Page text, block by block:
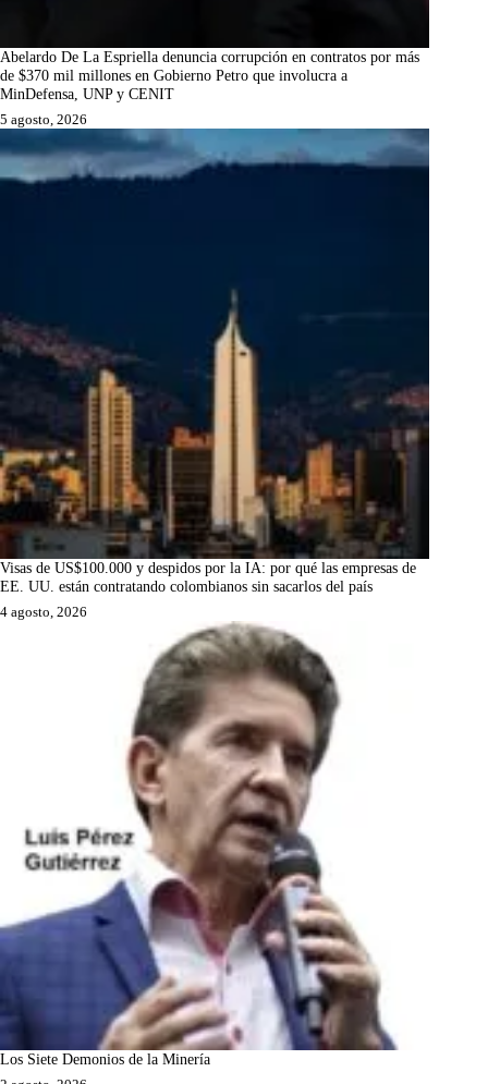
Abelardo De La Espriella denuncia corrupción en contratos por más
de $370 mil millones en Gobierno Petro que involucra a
MinDefensa, UNP y CENIT
5 agosto, 2026
Visas de US$100.000 y despidos por la IA: por qué las empresas de
EE. UU. están contratando colombianos sin sacarlos del país
4 agosto, 2026
Los Siete Demonios de la Minería